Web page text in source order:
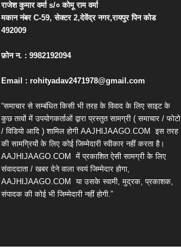
राजेश कुमार वर्माs/० कोमू राम वर्मा
मकान नंबरC-59,सेक्टर2,देवेंद्र नगर,रायपुर पिन कोड
492009
फ़ोन न. : 9982192094
Email : rohityadav2471978@gmail.com
“समाचार से सम्बंधित किसी भी तरह के विवाद के लिए साइट के
कुछ तत्वों में उपयोगकर्ताओं द्वारा प्रस्तुत सामग्री ( समाचार / फोटो
/ विडियो आदि ) शामिल होगी AAJHIJAAGO.COM इस तरह
की सामग्रियों के लिए कोई जिम्मेदारी स्वीकार नहीं करता है।
AAJHIJAAGO.COM में प्रकाशित ऐसी सामग्री के लिए
संवाददाता / खबर देने वाला स्वयं जिम्मेदार होगा,
AAJHIJAAGO.COM
या उसके स्वामी, मुद्रक, प्रकाशक,
संपादक की कोई भी जिम्मेदारी नहीं होगी.”